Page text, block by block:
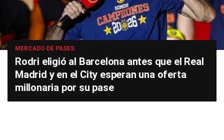
MERCADO DE PASES
Rodri eligió al Barcelona antes que el Real
Madrid y en el City esperan una oferta
millonaria por su pase